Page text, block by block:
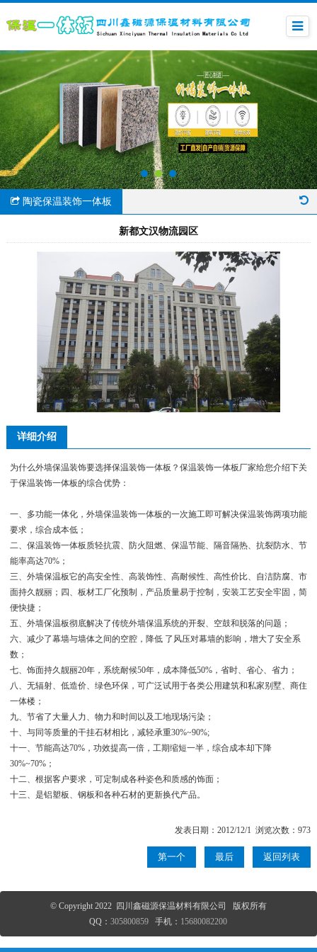
陶瓷保温装饰一体板
新都文汉物流园区
详细介绍
为什么外墙保温装饰要选择保温装饰一体板？保温装饰一体板厂家给您介绍下关
于保温装饰一体板的综合优势：
一、多功能一体化，外墙保温装饰一体板的一次施工即可解决保温装饰两项功能
要求，综合成本低；
二、保温装饰一体板质轻抗震、防火阻燃、保温节能、隔音隔热、抗裂防水、节
能率高达70%；
三、外墙保温板它的高安全性、高装饰性、高耐候性、高性价比、自洁防腐、市
面持久靓丽；四、板材工厂化预制，产品质量易于控制，安装工艺安全牢固，简
便快捷；
五、外墙保温板彻底解决了传统外墙保温系统的开裂、空鼓和脱落的问题；
六、减少了幕墙与墙体之间的空腔，降低 了风压对幕墙的影响，增大了安全系
数；
七、饰面持久靓丽20年，系统耐候50年，成本降低50%，省时、省心、省力；
八、无辐射、低造价、绿色环保，可广泛试用于各类公用建筑和私家别墅、商住
一体楼；
九、节省了大量人力、物力和时间以及工地现场污染；
十、与同等质量的干挂石材相比，减轻承重30%~90%;
十一、节能高达70%，功效提高一倍，工期缩短一半，综合成本却下降
30%~70%；
十二、根据客户要求，可定制成各种姿色和质感的饰面；
十三、是铝塑板、钢板和各种石材的更新换代产品。
发表日期：2012/12/1 浏览次数：973
第一个 最后 返回列表
© Copyright 2022 四川鑫磁源保温材料有限公司 版权所有
QQ：305800859 手机： 15680082200